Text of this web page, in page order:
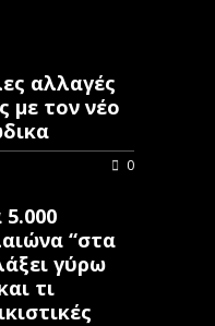
αλλαγές
με τον νέο
0
“στα
γύρω
τι